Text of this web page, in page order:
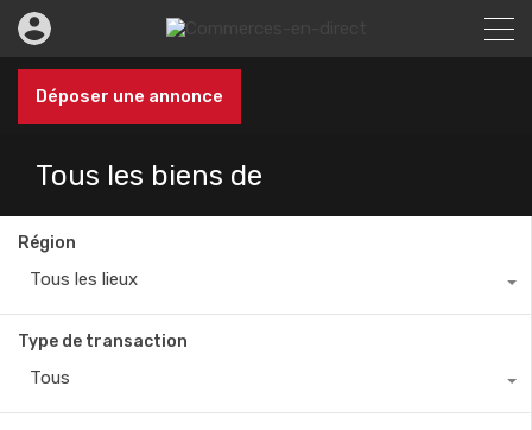
Déposer une annonce
Tous les biens de
Région
Tous les lieux
Type de transaction
Tous